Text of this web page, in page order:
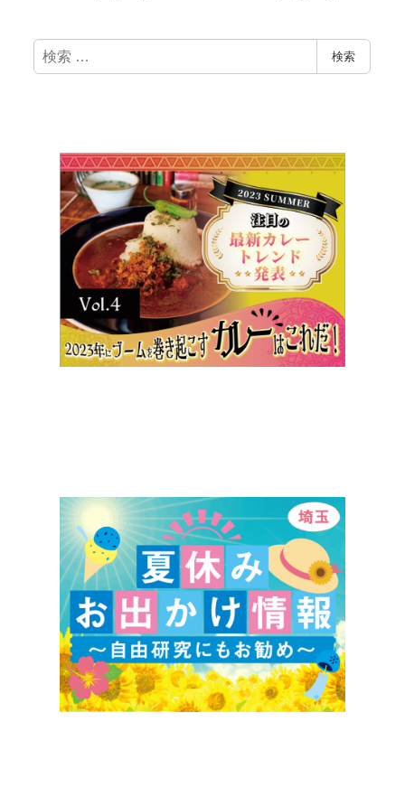
検
索
検索